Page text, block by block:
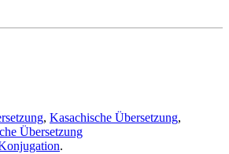
, Kasachische Übersetzung,
Übersetzung
.